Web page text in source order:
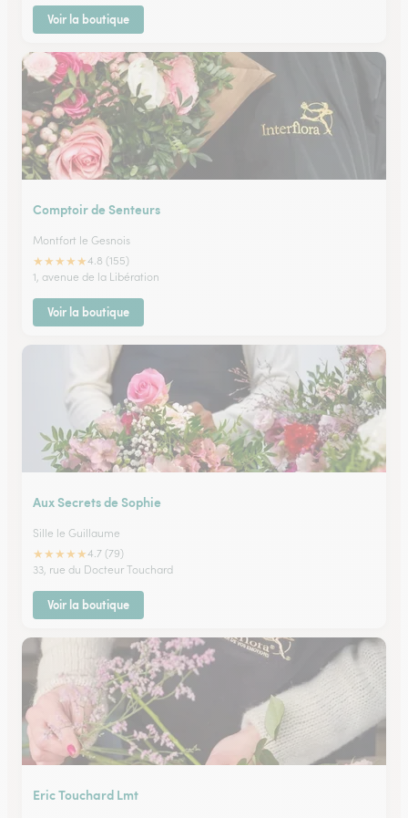
Voir la boutique
Comptoir de Senteurs
Montfort le Gesnois
★★★★★4.8 (155)
1, avenue de la Libération
Voir la boutique
Aux Secrets de Sophie
Sille le Guillaume
★★★★★4.7 (79)
33, rue du Docteur Touchard
Voir la boutique
Eric Touchard Lmt